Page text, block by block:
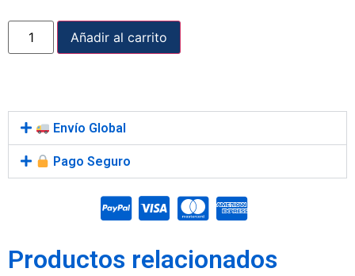
Añadir al carrito
Envío Global
Pago Seguro
Productos relacionados